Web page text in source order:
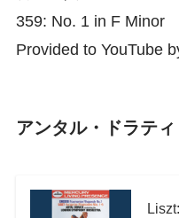
359: No. 1 in F
Provided to YouTube
アンタル・ドラテ